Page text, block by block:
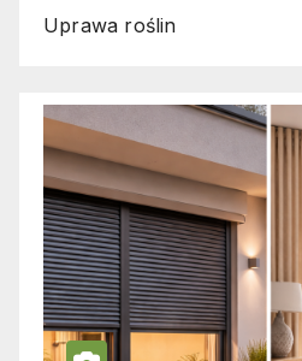
Uprawa roślin